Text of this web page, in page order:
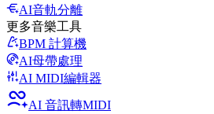
AI音軌分離
更多音樂工具
BPM 計算機
AI母帶處理
AI MIDI編輯器
AI 音訊轉MIDI